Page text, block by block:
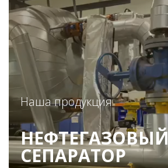
Наша продукция
НЕФТЕГАЗОВЫЙ
СЕПАРАТОР